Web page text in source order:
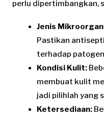
perlu dipertimbangkan,
Jenis
Pastikan
terhadap
Kondisi Kulit:
membuat kulit
jadi pilihlah yang
Ketersediaan: